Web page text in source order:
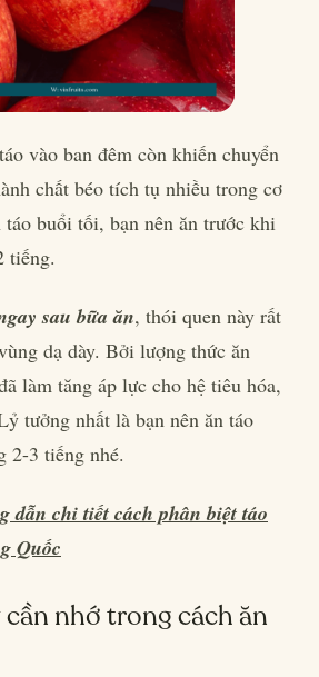
vào ban đêm còn khiến chuyển
chất béo tích tụ nhiều trong cơ
buổi tối, bạn nên ăn trước khi
tiếng.
sau bữa ăn, thói quen này rất
dạ dày. Bởi lượng thức ăn
làm tăng áp lực cho hệ tiêu hóa,
tưởng nhất là bạn nên ăn táo
2-3 tiếng nhé.
dẫn chi tiết cách phân biệt táo
Quốc
nhớ trong cách ăn